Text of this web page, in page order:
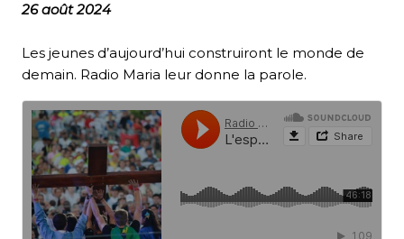
26 août 2024
Les jeunes d’aujourd’hui construiront le monde de
demain. Radio Maria leur donne la parole.